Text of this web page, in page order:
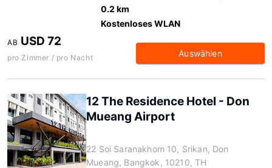
0.2 km
Kostenloses WLAN
AB USD 72
pro Zimmer / pro Nacht Auswählen
12 The Residence Hotel - Don
Mueang Airport
22 Soi Saranakhom 10, Srikan, Don
Mueang, Bangkok, 10210, TH